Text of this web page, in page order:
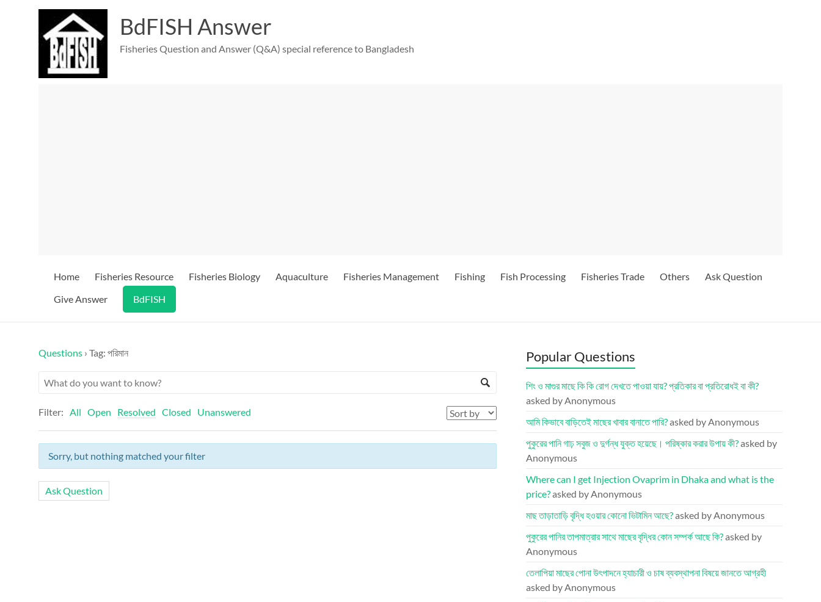
BdFISH Answer
Fisheries Question and Answer (Q&A) special reference to Bangladesh
Home Fisheries Resource Fisheries Biology Aquaculture Fisheries Management Fishing Fish Processing Fisheries Trade Others
Ask Question
Give Answer
BdFISH
Questions › Tag: পরিমান
Filter: All Open Resolved Closed Unanswered
Sorry, but nothing matched your filter
Ask Question
Popular Questions
শিং ও মাগুর মাছে কি কি রোগ দেখতে পাওয়া যায়? প্রতিকার বা প্রতিরোধই বা কী?
asked by Anonymous
আমি কিভাবে বাড়িতেই মাছের খাবার বানাতে পারি?asked by Anonymous
পুকুরের পানি গাঢ় সবুজ ও দুর্গন্ধ যুক্ত হয়েছে। পরিষ্কার করার উপায় কী?asked by
Anonymous
Where can I get Injection Ovaprim in Dhaka and what is the
price?asked by Anonymous
মাছ তাড়াতাড়ি বৃদ্ধি হওয়ার কোনো ভিটামিন আছে?asked by Anonymous
পুকুরের পানির তাপমাত্রার সাথে মাছের বৃদ্ধির কোন সম্পর্ক আছে কি?asked by
Anonymous
তেলাপিয়া মাছের পোনা উৎপাদনে হ্যাচারী ও চাষ ব্যবস্থাপনা বিষয়ে জানতে আগ্রহী
asked by Anonymous